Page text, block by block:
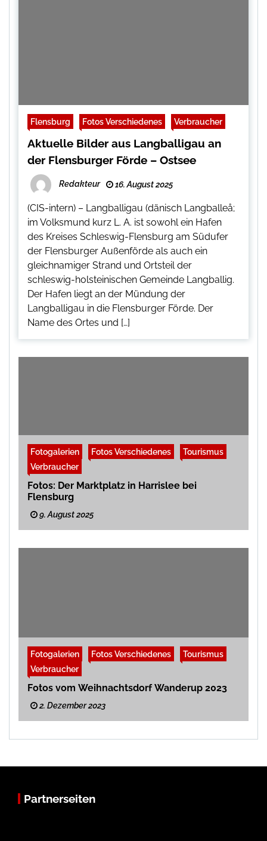
Flensburg Fotos Verschiedenes Verbraucher
Aktuelle Bilder aus Langballigau an
der Flensburger Förde – Ostsee
Redakteur 16. August 2025
(CIS-intern) – Langballigau (dänisch Langballeå;
im Volksmund kurz L. A. ist sowohl ein Hafen
des Kreises Schleswig-Flensburg am Südufer
der Flensburger Außenförde als auch ein
gleichnamiger Strand und Ortsteil der
schleswig-holsteinischen Gemeinde Langballig.
Der Hafen liegt an der Mündung der
Langballigau in die Flensburger Förde. Der
Name des Ortes und […]
Fotogalerien Fotos Verschiedenes
Tourismus
Verbraucher
Fotos: Der Marktplatz in Harrislee bei
Flensburg
9. August 2025
Fotogalerien Fotos Verschiedenes
Tourismus
Verbraucher
Fotos vom Weihnachtsdorf Wanderup 2023
2. Dezember 2023
Partnerseiten